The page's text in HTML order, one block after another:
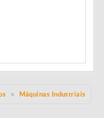
Máquinas Industriais